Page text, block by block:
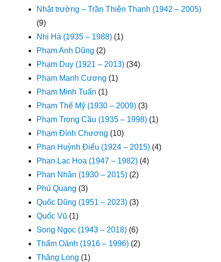
Nhật trường – Trần Thiện Thanh (1942 – 2005)
(9)
Nhị Hà (1935 – 1988) (1)
Phạm Anh Dũng (2)
Phạm Duy (1921 – 2013) (34)
Phạm Mạnh Cương (1)
Phạm Minh Tuấn (1)
Phạm Thế Mỹ (1930 – 2009) (3)
Phạm Trọng Cầu (1935 – 1998) (1)
Phạm Đình Chương (10)
Phan Huỳnh Điểu (1924 – 2015) (4)
Phan Lạc Hoa (1947 – 1982) (4)
Phan Nhân (1930 – 2015) (2)
Phú Quang (3)
Quốc Dũng (1951 – 2023) (3)
Quốc Vũ (1)
Song Ngọc (1943 – 2018) (6)
Thẩm Oánh (1916 – 1996) (2)
Thăng Long (1)